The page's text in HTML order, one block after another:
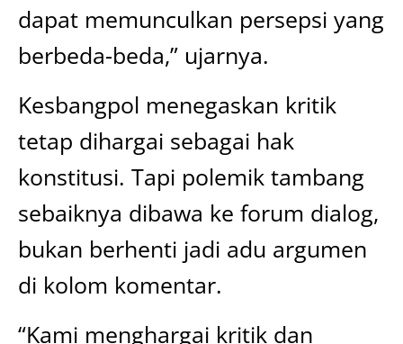
dapat memunculkan persepsi yang
berbeda-beda,” ujarnya.
Kesbangpol menegaskan kritik
tetap dihargai sebagai hak
konstitusi. Tapi polemik tambang
sebaiknya dibawa ke forum dialog,
bukan berhenti jadi adu argumen
di kolom komentar.
“Kami menghargai kritik dan